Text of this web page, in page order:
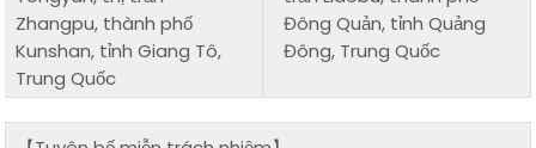
Zhangpu, thành phố
Kunshan, tỉnh Giang Tô,
Trung Quốc
Đông Quản, tỉnh Quảng
Đông, Trung Quốc